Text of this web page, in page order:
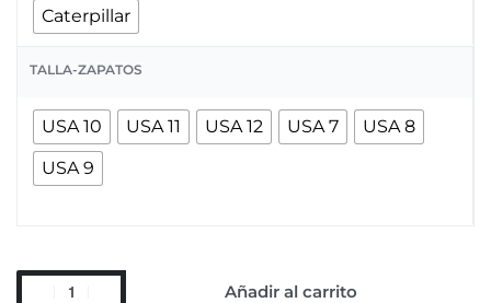
Caterpillar
TALLA-ZAPATOS
USA 10 USA 11 USA 12 USA 7
USA 8
USA 9
Añadir al carrito